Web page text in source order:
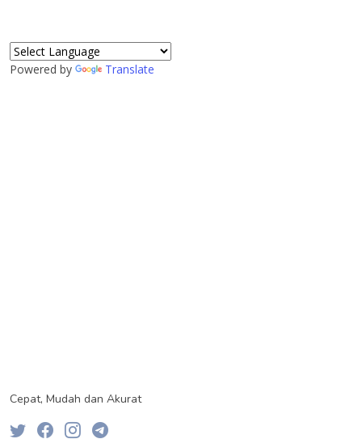
Powered by Translate
Cepat, Mudah dan Akurat